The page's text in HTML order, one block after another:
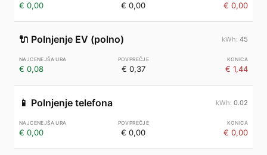
€ 0,00 € 0,00 € 0,00
🔌 Polnjenje EV (polno) 45
€ 0,08 € 0,37 € 1,44
📱 Polnjenje telefona 0.02
€ 0,00 € 0,00 € 0,00